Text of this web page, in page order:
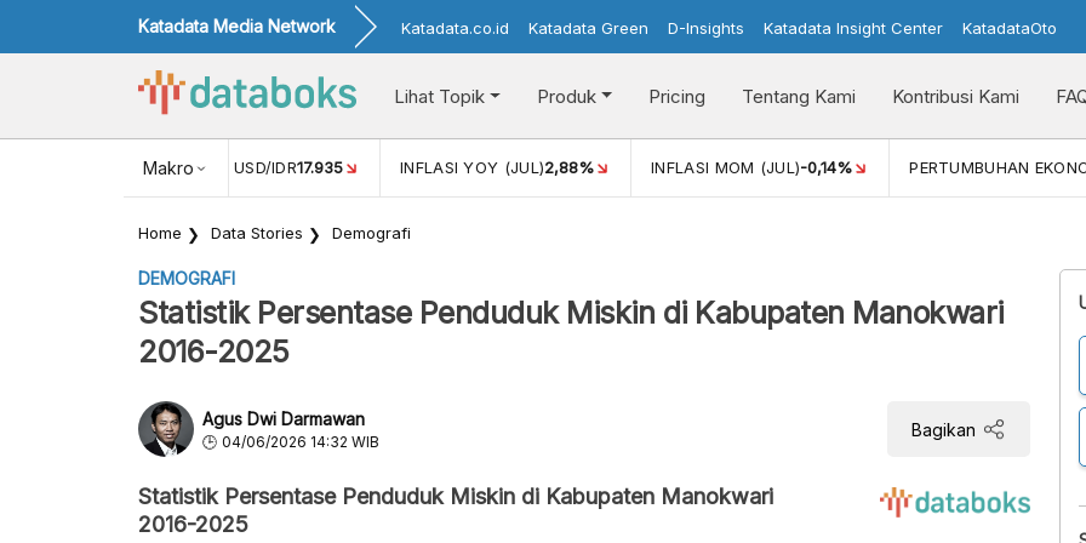
Katadata Media Network Katadata.co.id Katadata Green D-Insights Katadata Insight Center KatadataOto
Lihat Topik Produk Pricing Tentang Kami Kontribusi Kami
Makro
NILAI TUKAR USD/IDR17.935 INFLASI YOY (JUL)2,88% INFLASI MOM (JUL)-0,14% PERTUMBUHAN
Home Data Stories Demografi
DEMOGRAFI
Statistik Persentase Penduduk Miskin di Kabupaten Manokwari
2016-2025
Agus Dwi Darmawan
04/06/2026 14:32 WIB
Bagikan
Statistik Persentase Penduduk Miskin di Kabupaten Manokwari
2016-2025